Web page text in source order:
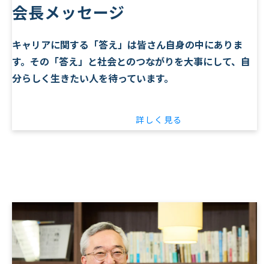
会長メッセージ
キャリアに関する「答え」は皆さん自身の中にありま
す。その「答え」と社会とのつながりを大事にして、自
分らしく生きたい人を待っています。
詳しく見る